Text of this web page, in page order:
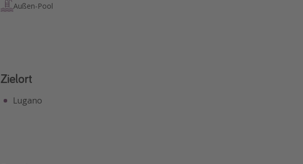
Außen-Pool
Zielort
Lugano